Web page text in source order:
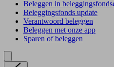
Beleggen in
Beleggingsfonds update
Verantwoord beleggen
Beleggen met onze app
Sparen of beleggen